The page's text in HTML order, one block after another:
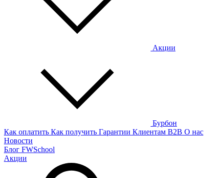
Акции
Бурбон
Как оплатить Как получить Гарантии Клиентам B2B О нас
Новости
Блог FWSchool
Акции